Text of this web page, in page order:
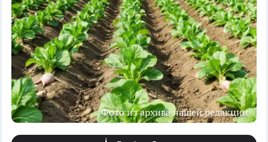
Фото из архива нашей редакции